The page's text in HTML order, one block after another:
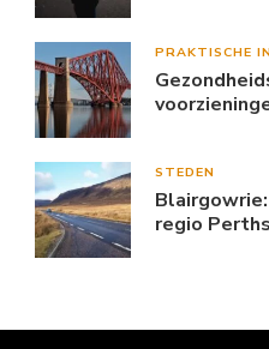
PRAKTISCHE
STEDEN
regio